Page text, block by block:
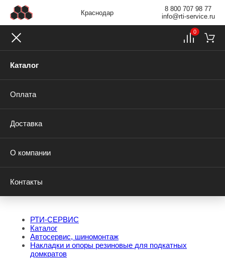
Краснодар
8 800 707 98 77
info@rti-service.ru
Каталог
Оплата
Доставка
О компании
Контакты
0
РТИ-СЕРВИС
Каталог
Автосервис, шиномонтаж
Накладки и опоры резиновые для подкатных
домкратов